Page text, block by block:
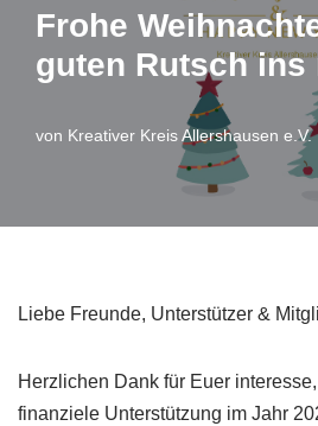
Frohe
guten Rutsch ins
von Kreativer Kreis Allershausen e.V.
Liebe Freunde, Unterstützer &
Herzlichen Dank für Euer
finanziele Unterstützung im Jahr